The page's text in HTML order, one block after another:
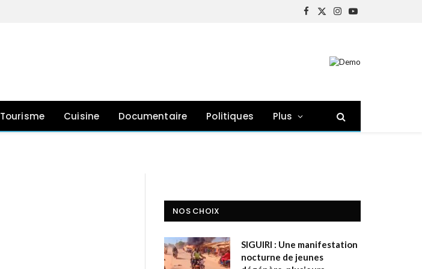
Facebook
X
Instagram
YouTube
Tourisme Cuisine Documentaire Politiques Plus
NOS CHOIX
SIGUIRI : Une manifestation
nocturne de jeunes